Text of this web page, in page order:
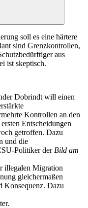
soll es eine härtere
sind Grenzkontrollen,
aus
ist skeptisch.
Dobrindt will einen
Kontrollen an den
Entscheidungen
getroffen. Dazu
und die
Politiker der Bild am
illegalen Migration
gleichermaßen
Konsequenz. Dazu